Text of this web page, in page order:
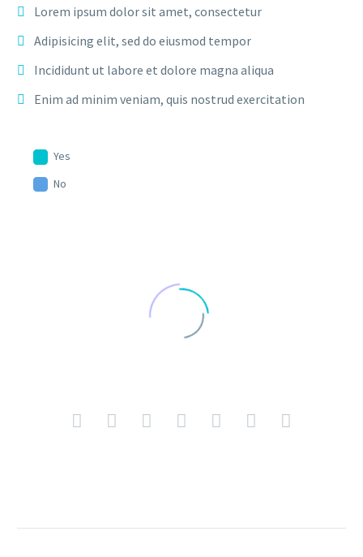
Lorem ipsum dolor sit amet, consectetur
Adipisicing elit, sed do eiusmod tempor
Incididunt ut labore et dolore magna aliqua
Enim ad minim veniam, quis nostrud exercitation
Yes
No